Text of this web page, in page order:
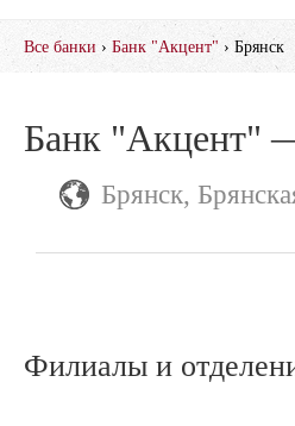
Все банки › Банк "Акцент" › Брянск
Банк "Акцент"
Брянск,
Филиалы и